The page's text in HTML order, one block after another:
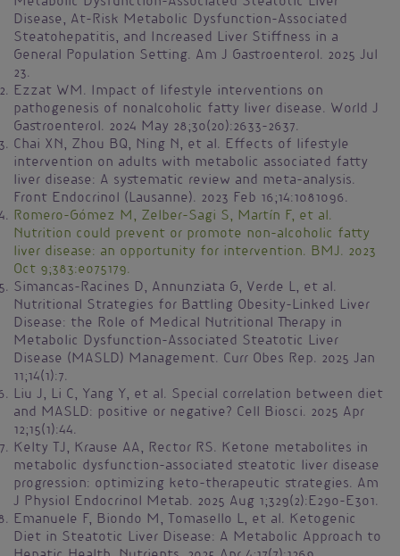
Disease, At-Risk Metabolic Dysfunction-Associated
Steatohepatitis, and Increased Liver Stiffness in a
General Population Setting. Am J Gastroenterol. 2025 Jul
23.
Ezzat WM. Impact of lifestyle interventions on
pathogenesis of nonalcoholic fatty liver disease. World J
Gastroenterol. 2024 May 28;30(20):2633-2637.
Chai XN, Zhou BQ, Ning N, et al. Effects of lifestyle
intervention on adults with metabolic associated fatty
liver disease: A systematic review and meta-analysis.
Front Endocrinol (Lausanne). 2023 Feb 16;14:1081096.
Romero-Gómez M, Zelber-Sagi S, Martín F, et al.
Nutrition could prevent or promote non-alcoholic fatty
liver disease: an opportunity for intervention. BMJ. 2023
Oct 9;383:e075179.
Simancas-Racines D, Annunziata G, Verde L, et al.
Nutritional Strategies for Battling Obesity-Linked Liver
Disease: the Role of Medical Nutritional Therapy in
Metabolic Dysfunction-Associated Steatotic Liver
Disease (MASLD) Management. Curr Obes Rep. 2025 Jan
11;14(1):7.
Liu J, Li C, Yang Y, et al. Special correlation between diet
and MASLD: positive or negative? Cell Biosci. 2025 Apr
12;15(1):44.
Kelty TJ, Krause AA, Rector RS. Ketone metabolites in
metabolic dysfunction-associated steatotic liver disease
progression: optimizing keto-therapeutic strategies. Am
J Physiol Endocrinol Metab. 2025 Aug 1;329(2):E290-E301.
Emanuele F, Biondo M, Tomasello L, et al. Ketogenic
Diet in Steatotic Liver Disease: A Metabolic Approach to